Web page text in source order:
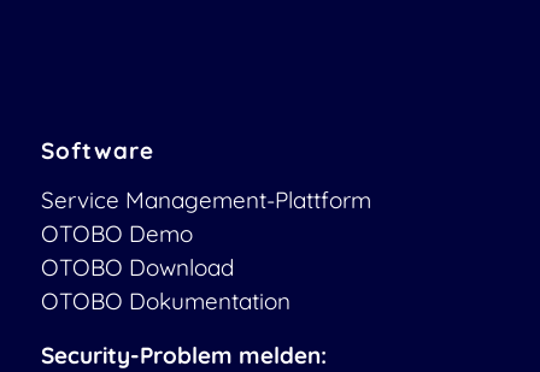
Software
Service Management-Plattform
OTOBO Demo
OTOBO Download
OTOBO Dokumentation
Security-Problem melden: